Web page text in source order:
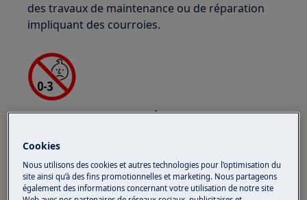
des travaux de maintenance ou de réparation
impliquant des courroies.
ATTENTION !RISQUE D'ÉTOUFFEMENT
Petites pièces non destinées aux enfants de
moins de 3 ans. Gardez toutes les petites pièces
et l'emballage hors de portée des enfants.
Cookies
Nous utilisons des cookies et autres technologies pour l’optimisation du
site ainsi qu’à des fins promotionnelles et marketing. Nous partageons
également des informations concernant votre utilisation de notre site